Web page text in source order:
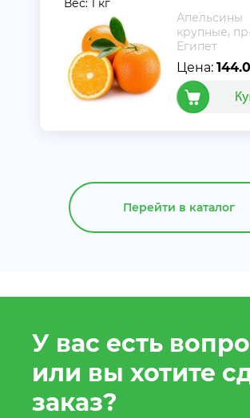
Вес: 1 кг
Апельсины
крупные,
Египет
Цена:
Перейти в каталог
У вас есть
или вы хотите
заказ?